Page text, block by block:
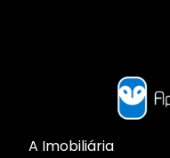
A Imobiliária